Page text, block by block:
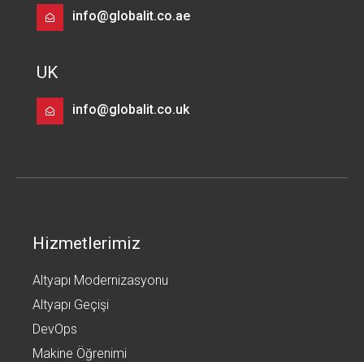
info@globalit.co.ae
UK
info@globalit.co.uk
Hizmetlerimiz
Altyapı Modernizasyonu
Altyapı Geçişi
DevOps
Makine Öğrenimi